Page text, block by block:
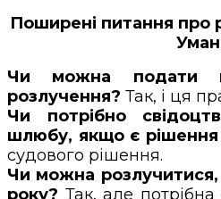
Поширені питання про
Чи можна подати
розлучення? Так, і ця
Чи потрібно
шлюбу, якщо є рішення
судового рішення.
Чи можна
року? Так, але